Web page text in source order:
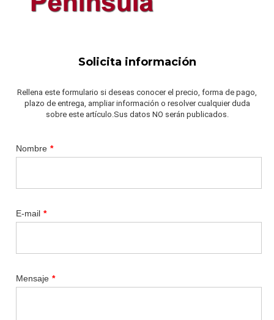
Solicita información
Rellena este formulario si deseas conocer el precio, forma de pago,
plazo de entrega, ampliar información o resolver cualquier duda
sobre este artículo.Sus datos NO serán publicados.
Nombre *
E-mail *
Mensaje *